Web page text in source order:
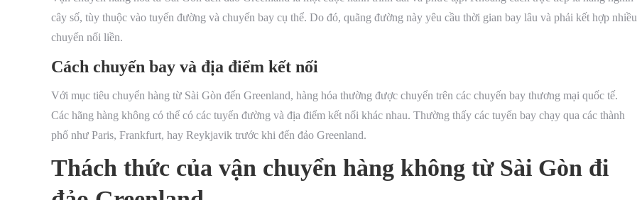
cây số, tùy thuộc vào tuyến đường và chuyến bay cụ thể. Do đó, quãng đường này yêu cầu thời gian bay lâu và phải kết hợp nhiều
chuyến nối liền.
Cách chuyến bay và địa điểm kết nối
Với mục tiêu chuyển hàng từ Sài Gòn đến Greenland, hàng hóa thường được chuyển trên các chuyến bay thương mại quốc tế.
Các hãng hàng không có thể có các tuyến đường và địa điểm kết nối khác nhau. Thường thấy các tuyến bay chạy qua các thành
phố như Paris, Frankfurt, hay Reykjavik trước khi đến đảo Greenland.
Thách thức của vận chuyển hàng không từ Sài Gòn đi